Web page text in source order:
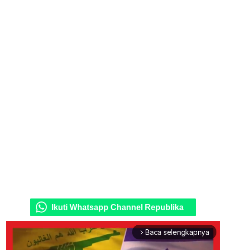
Ikuti Whatsapp Channel Republika
arrow_forward_ios Baca selengkapnya